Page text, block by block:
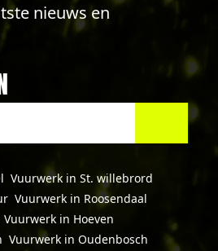
nieuws en
Vuurwerk in St. willebrord
Vuurwerk in Roosendaal
Vuurwerk in Hoeven
Vuurwerk in Oudenbosch